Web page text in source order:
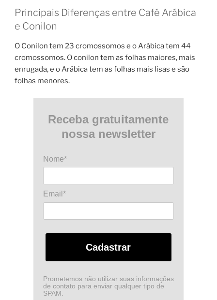
Principais Diferenças entre Café Arábica
e Conilon
O Conilon tem 23 cromossomos e o Arábica tem 44
cromossomos. O conilon tem as folhas maiores, mais
enrugada, e o Arábica tem as folhas mais lisas e são
folhas menores.
Receba gratuitamente
nossa newsletter
Nome*
Email*
Cadastrar
Prometemos não utilizar suas informações
de contato para enviar qualquer tipo de
SPAM.